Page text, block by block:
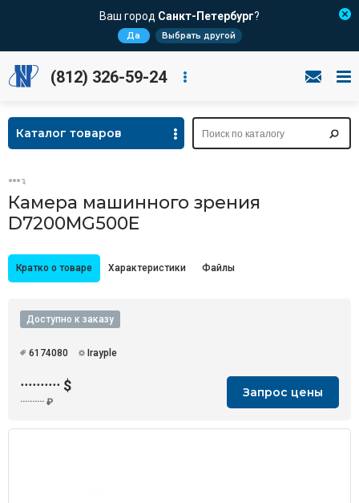
Ваш город Санкт-Петербург?
Да Выбрать другой
(812) 326-59-24
Каталог товаров
Камера машинного зрения
D7200MG500E
Кратко о товаре Характеристики Файлы
Доступно к заказу
6174080 Irayple
·········· $
·········· ₽
Запрос цены